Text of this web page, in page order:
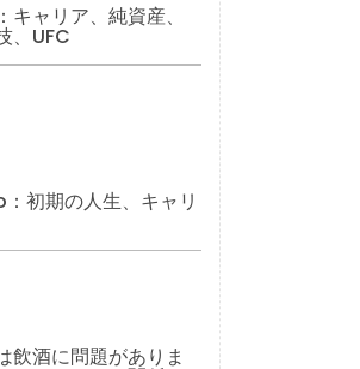
ャリア、純資産、
、UFC
初期の人生、キャリ
飲酒に問題がありま